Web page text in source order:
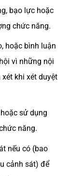
bạo lực hoặc
chức năng.
hoặc bình luận
vì những nội
khi xét duyệt
sử dụng
năng.
nếu có (bao
cảnh sát) để